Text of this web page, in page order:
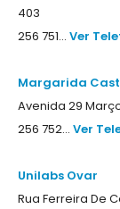
403
256 751... Ver
Margarida
Avenida 29
256 752... Ver
Unilabs Ovar
Rua Ferreira De